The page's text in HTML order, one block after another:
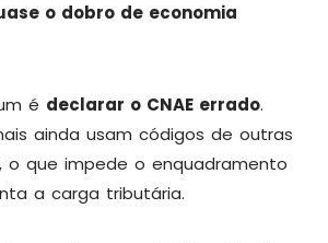
o dobro de economia
é declarar o CNAE errado.
ainda usam códigos de outras
o que impede o enquadramento
a carga tributária.